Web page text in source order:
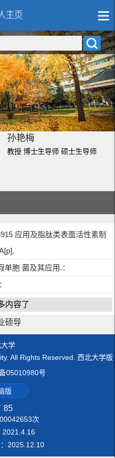
孙艳梅
教授 博士生导师 硕士生导师
应用及脂肽类表面活性素制
胞 菌及其应用.：
内容了
硕导
学
All Rights Reserved. 西北大学版
05010980号
版
85
次
2021 4 16
2025 12 10